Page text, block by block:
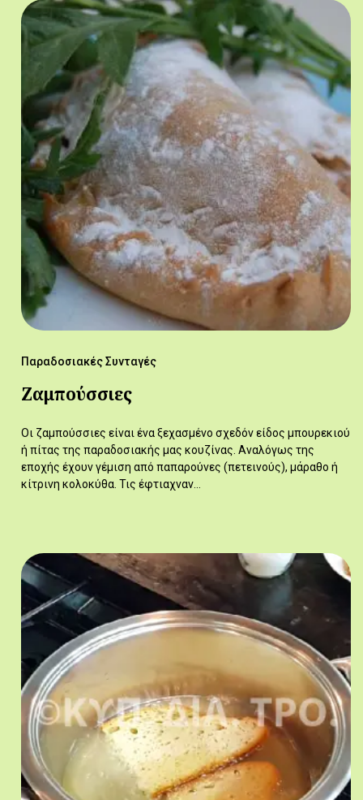
Παραδοσιακές Συνταγές
Ζαμπούσσιες
Οι ζαμπούσσιες είναι ένα ξεχασμένο σχεδόν είδος μπουρεκιού
ή πίτας της παραδοσιακής μας κουζίνας. Αναλόγως της
εποχής έχουν γέμιση από παπαρούνες (πετεινούς), μάραθο ή
κίτρινη κολοκύθα. Τις έφτιαχναν…